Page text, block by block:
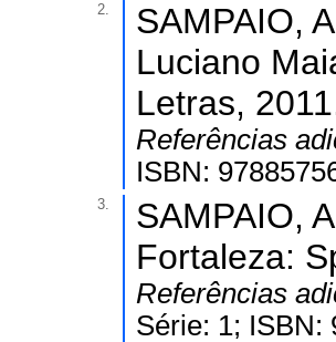
2.
SAMPAIO,
Luciano
Letras,
Referências
ISBN:
3.
SAMPAIO,
Fortaleza:
Referências
Série: 1; ISBN: